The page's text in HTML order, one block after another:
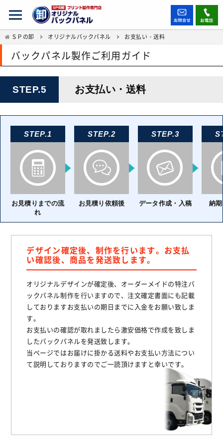
ＳＰの卸 オリジナルバックパネル お支払い・送料
バックパネル製作ご利用ガイド
STEP.5 お支払い・送料
STEP.1
お見積りまでの流
れ
STEP.2
お見積り依頼後
STEP.3
データ作成・入稿 納
デザイン確定後、制作を行います。お支払
い確認後、商品を発送致します。
オリジナルデザインが確定後、オーダーメイドの特注バ
ックパネル制作を行いますので、注文確定書面にも記載
しておりますお支払いの期日までに入金をお願い致しま
す。
お支払いの確認が取れましたら激安価格で作成を致しま
したバックパネルを発送致します。
当ページではお届けに掛かる送料やお支払い方法につい
て説明しておりますのでご一読頂けますと幸いです。